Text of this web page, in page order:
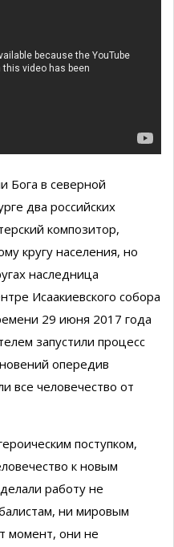
Бога в северной
два российских
композитор,
кругу населения, но
наследница
Исаакиевского собора
29 июня 2017 года
запустили процесс
опередив
все человечество от
поступком,
к новым
работу не
ни мировым
момент, они не